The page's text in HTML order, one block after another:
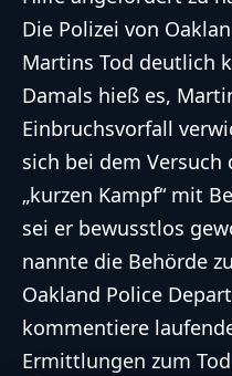
Die Polizei von
Martins Tod deutlich
Damals hieß es,
Einbruchsvorfall
sich bei dem Versuch
„kurzen Kampf“ mit
sei er bewusstlos
nannte die Behörde
Oakland Police
kommentiere
Ermittlungen zum